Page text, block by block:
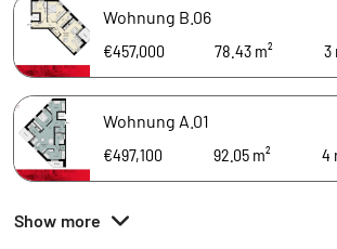
Wohnung B.06
€457,000
78.43 m² 3
Wohnung A.01
€497,100
92.05 m² 4
Show more